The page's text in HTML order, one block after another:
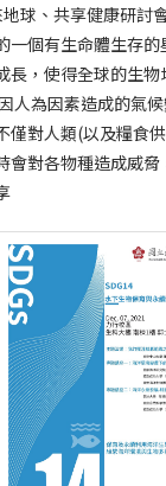
地球、共享健康研討
一個有生命體生存
長，使得全球的生
人為因素造成的氣
僅對人類(以及糧食
會對各物種造成威